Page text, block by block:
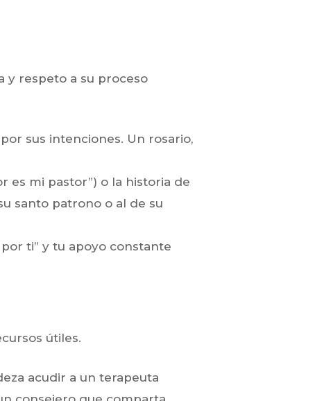
y respeto a su proceso
sus intenciones. Un rosario,
es mi pastor”) o la historia de
santo patrono o al de su
ti” y tu apoyo constante
útiles.
acudir a un terapeuta